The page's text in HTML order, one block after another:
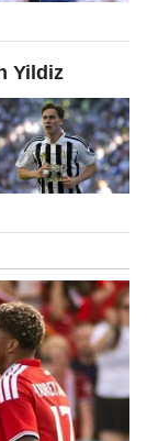
Yildiz